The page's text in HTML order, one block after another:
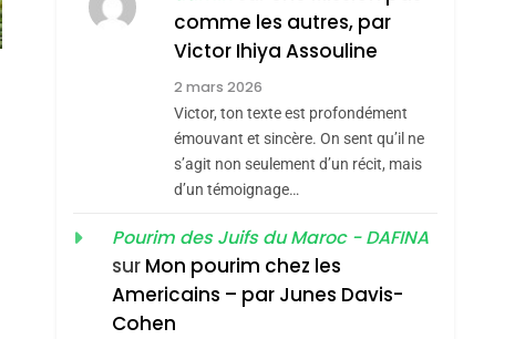
REVENDIQUE MA
JUDAÏTE Par Thérèse
Zrihen-Dvir
CE QUI NOUS
MANQUE – Jacques
Hadida
JUDAISME
Maroc : Les Amandes
De Tafraout, Le Miel
De Tadla Azilal
Consacrés Produits
Du Terroir
DAFINA MAROC
Oeil Ravageur –
comme les autres, par
Victor Ihiya Assouline
2 mars 2026
Victor, ton texte est profondément
émouvant et sincère. On sent qu’il ne
s’agit non seulement d’un récit, mais
d’un témoignage…
Pourim des Juifs du Maroc - DAFINA
sur Mon pourim chez les
Americains – par Junes Davis-
Cohen